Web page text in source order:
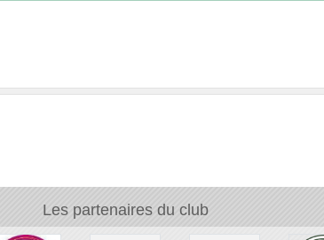
Les partenaires du club